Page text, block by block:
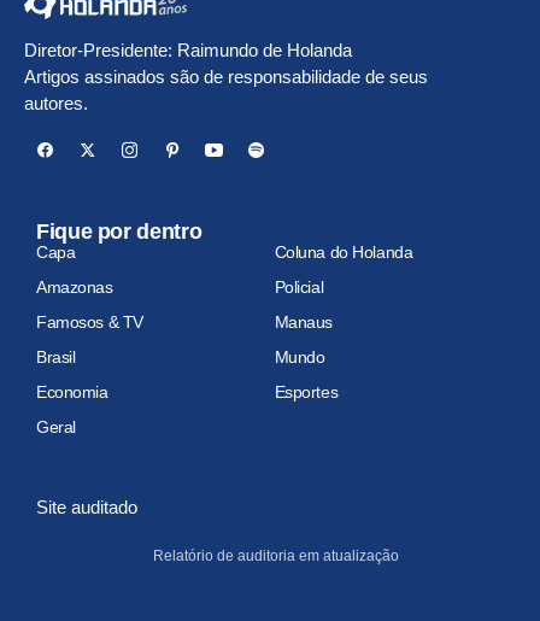
Diretor-Presidente: Raimundo de Holanda
Artigos assinados são de responsabilidade de seus
autores.
Fique por dentro
Capa
Coluna do Holanda
Amazonas
Policial
Famosos & TV
Manaus
Brasil
Mundo
Economia
Esportes
Geral
Site auditado
Relatório de auditoria em atualização